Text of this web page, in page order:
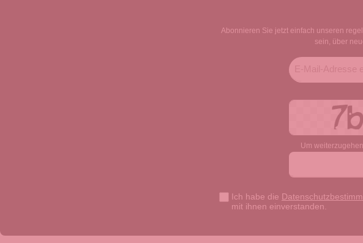
Abonnieren Sie jetzt einfach unseren
sein, über
Um
Ich habe die
mit ihnen einverstanden.